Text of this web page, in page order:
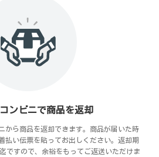
ンビニで商品を返却
から商品を返却できます。商品が届いた時
払い伝票を貼ってお出しください。返却期
ですので、余裕をもってご返送いただけま